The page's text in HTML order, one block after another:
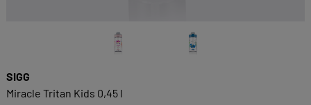
SIGG
Miracle Tritan Kids 0,45 l